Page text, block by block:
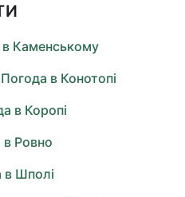
Каменському
Погода в Конотопі
в Коропі
Ровно
в Шполі